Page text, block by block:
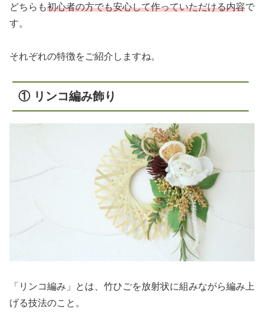
どちらも初心者の方でも安心して作っていただける内容で
す。
それぞれの特徴をご紹介しますね。
① リンコ編み飾り
「リンコ編み」とは、竹ひごを放射状に組みながら編み上
げる技法のこと。